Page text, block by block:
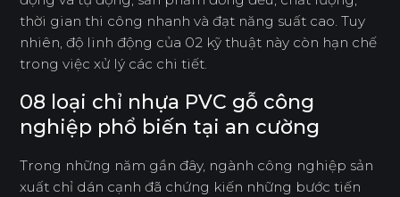
thời gian thi công nhanh và đạt năng suất cao. Tuy
nhiên, độ linh động của 02 kỹ thuật này còn hạn chế
trong việc xử lý các chi tiết.
08 loại chỉ nhựa PVC gỗ công
nghiệp phổ biến tại an cường
Trong những năm gần đây, ngành công nghiệp sản
xuất chỉ dán cạnh đã chứng kiến những bước tiến